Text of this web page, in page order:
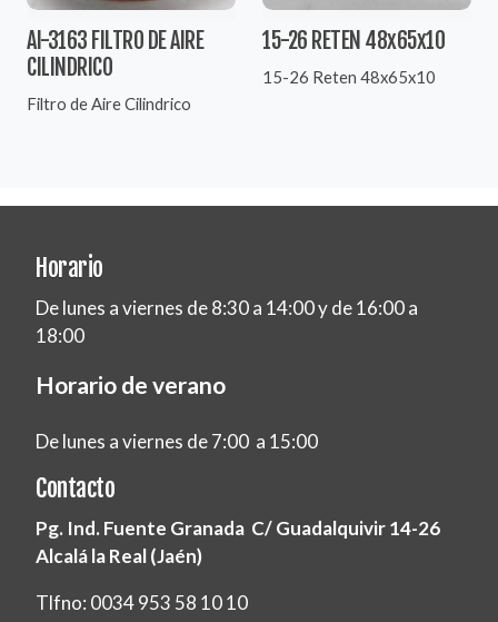
AI-3163 FILTRO DE AIRE
CILINDRICO
Filtro de Aire Cilindrico
15-26 RETEN 48x65x10
15-26 Reten 48x65x10
Horario
De lunes a viernes de 8:30 a 14:00 y de 16:00 a
18:00
Horario de verano
De lunes a viernes de 7:00 a 15:00
Contacto
Pg. Ind. Fuente Granada C/ Guadalquivir 14-26
Alcalá la Real (Jaén)
Tlfno: 0034 953 58 10 10